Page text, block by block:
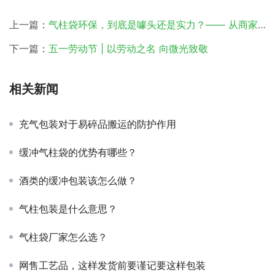
上一篇： 气柱袋环保，到底是噱头还是实力？—— 从商家痛点出发，解锁气柱袋包装的真实价值
下一篇： 五一劳动节 | 以劳动之名 向微光致敬
相关新闻
充气包装对于易碎品搬运的防护作用
缓冲气柱袋的优势有哪些？
酒类的缓冲包装该怎么做？
气柱包装是什么意思？
气柱袋厂家怎么选？
网售工艺品，这样发货前要谨记要这样包装